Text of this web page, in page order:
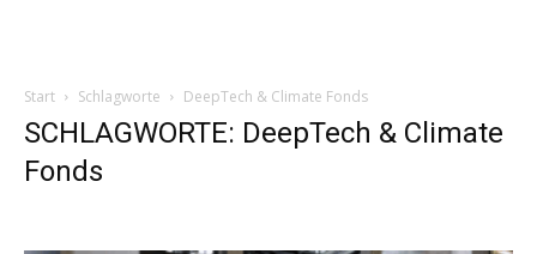
Start Schlagworte DeepTech & Climate Fonds
SCHLAGWORTE: DeepTech & Climate
Fonds